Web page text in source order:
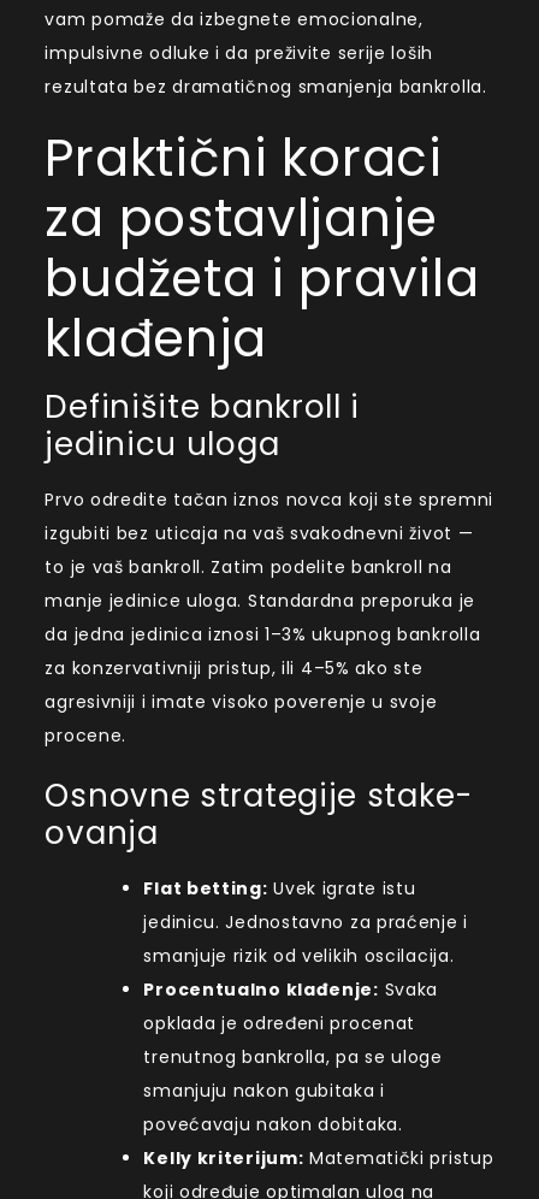
vam pomaže da izbegnete emocionalne,
impulsivne odluke i da preživite serije loših
rezultata bez dramatičnog smanjenja bankrolla.
Praktični koraci
za postavljanje
budžeta i pravila
klađenja
Definišite bankroll i
jedinicu uloga
Prvo odredite tačan iznos novca koji ste spremni
izgubiti bez uticaja na vaš svakodnevni život —
to je vaš bankroll. Zatim podelite bankroll na
manje jedinice uloga. Standardna preporuka je
da jedna jedinica iznosi 1–3% ukupnog bankrolla
za konzervativniji pristup, ili 4–5% ako ste
agresivniji i imate visoko poverenje u svoje
procene.
Osnovne strategije stake-
ovanja
Flat betting: Uvek igrate istu
jedinicu. Jednostavno za praćenje i
smanjuje rizik od velikih oscilacija.
Procentualno klađenje: Svaka
opklada je određeni procenat
trenutnog bankrolla, pa se uloge
smanjuju nakon gubitaka i
povećavaju nakon dobitaka.
Kelly kriterijum: Matematički pristup
koji određuje optimalan ulog na